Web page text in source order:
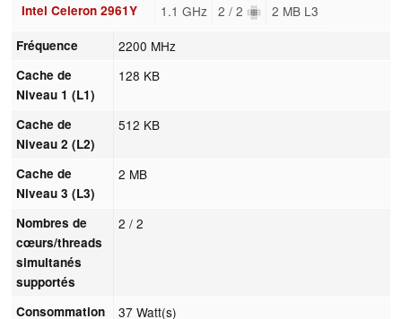
Intel Celeron 2961Y 1.1 GHz 2 / 2 2 MB L3
Fréquence 2200 MHz
Cache de
Niveau 1 (L1)
128 KB
Cache de
Niveau 2 (L2)
512 KB
Cache de
Niveau 3 (L3)
2 MB
Nombres de
cœurs/threads
simultanés
supportés
2 / 2
Consommation
37 Watt(s)